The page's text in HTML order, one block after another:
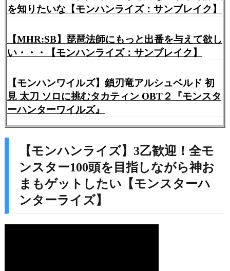
を知りたいな【モンハンライズ：サンブレイク】
【MHR:SB】琵琶法師にもっと出番を与えて欲し
い・・・【モンハンライズ：サンブレイク】
【モンハンワイルズ】鎖刃竜アルシュベルド 初
見 太刀 ソロに挑むタカティン OBT２『モンスタ
ーハンターワイルズ』
【モンハンライズ】3乙歓迎！全モ
ンスター100頭を目指しながら神お
まもゲットしたい【モンスターハ
ンターライズ】